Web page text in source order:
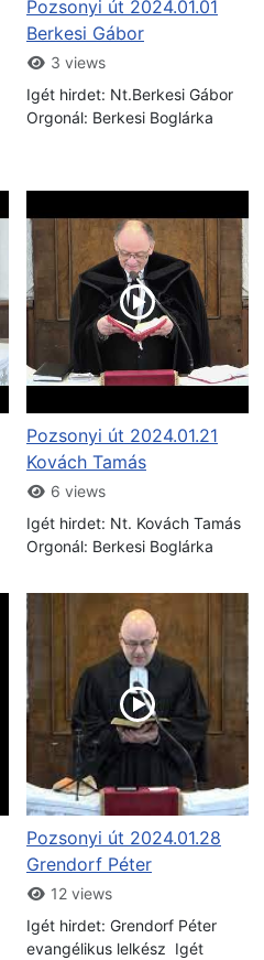
Pozsonyi út 2024.01.01
Berkesi Gábor
3 views
Igét hirdet: Nt.Berkesi Gábor
Orgonál: Berkesi Boglárka
Pozsonyi út 2024.01.21
Kovách Tamás
6 views
Igét hirdet: Nt. Kovách Tamás
Orgonál: Berkesi Boglárka
Pozsonyi út 2024.01.28
Grendorf Péter
12 views
Igét hirdet: Grendorf Péter
evangélikus lelkész Igét